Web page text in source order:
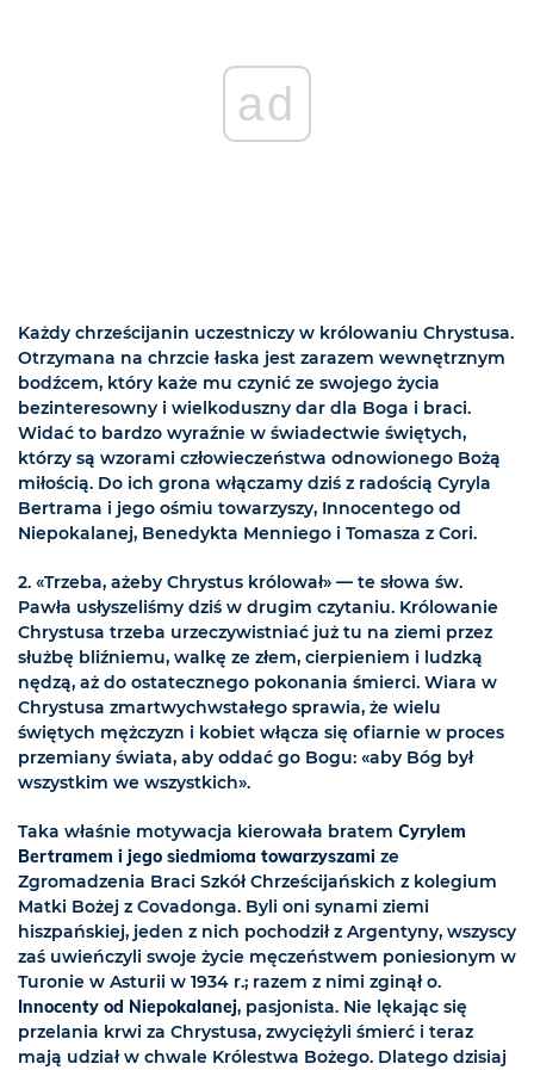
ad
Każdy chrześcijanin uczestniczy w królowaniu Chrystusa.
Otrzymana na chrzcie łaska jest zarazem wewnętrznym
bodźcem, który każe mu czynić ze swojego życia
bezinteresowny i wielkoduszny dar dla Boga i braci.
Widać to bardzo wyraźnie w świadectwie świętych,
którzy są wzorami człowieczeństwa odnowionego Bożą
miłością. Do ich grona włączamy dziś z radością Cyryla
Bertrama i jego ośmiu towarzyszy, Innocentego od
Niepokalanej, Benedykta Menniego i Tomasza z Cori.
2. «Trzeba, ażeby Chrystus królował» — te słowa św.
Pawła usłyszeliśmy dziś w drugim czytaniu. Królowanie
Chrystusa trzeba urzeczywistniać już tu na ziemi przez
służbę bliźniemu, walkę ze złem, cierpieniem i ludzką
nędzą, aż do ostatecznego pokonania śmierci. Wiara w
Chrystusa zmartwychwstałego sprawia, że wielu
świętych mężczyzn i kobiet włącza się ofiarnie w proces
przemiany świata, aby oddać go Bogu: «aby Bóg był
wszystkim we wszystkich».
Taka właśnie motywacja kierowała bratem Cyrylem
Bertramem i jego siedmioma towarzyszami ze
Zgromadzenia Braci Szkół Chrześcijańskich z kolegium
Matki Bożej z Covadonga. Byli oni synami ziemi
hiszpańskiej, jeden z nich pochodził z Argentyny, wszyscy
zaś uwieńczyli swoje życie męczeństwem poniesionym w
Turonie w Asturii w 1934 r.; razem z nimi zginął o.
Innocenty od Niepokalanej, pasjonista. Nie lękając się
przelania krwi za Chrystusa, zwyciężyli śmierć i teraz
mają udział w chwale Królestwa Bożego. Dlatego dzisiaj